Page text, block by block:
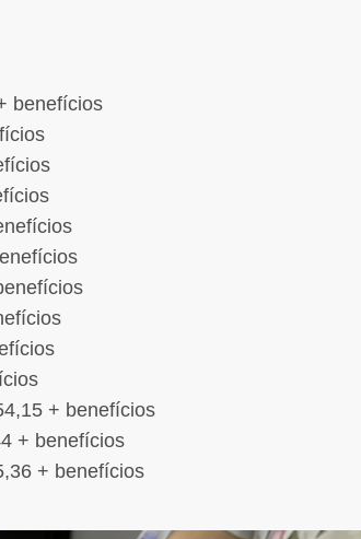
benefícios
+ benefícios
+ benefícios
+ benefícios